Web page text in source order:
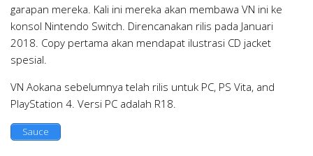
garapan mereka. Kali ini mereka akan membawa VN ini ke
konsol Nintendo Switch. Direncanakan rilis pada Januari
2018. Copy pertama akan mendapat ilustrasi CD jacket
spesial.
VN Aokana sebelumnya telah rilis untuk PC, PS Vita, and
PlayStation 4. Versi PC adalah R18.
Sauce